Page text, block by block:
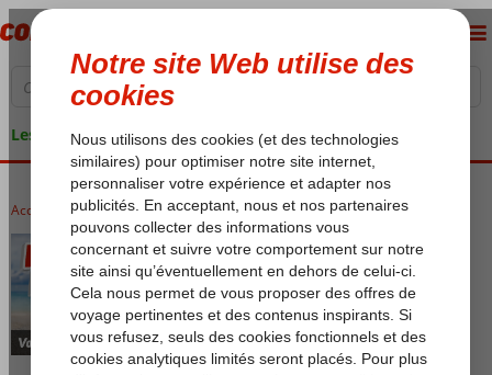
Les garanties de vacances
Accueil Fly & drive